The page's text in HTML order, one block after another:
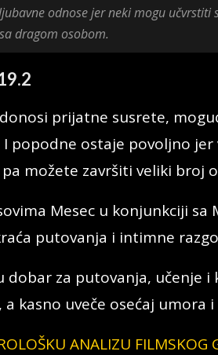
odnose jer neki mogu
dragom osobom.
prijatne susrete,
I popodne ostaje povoljno
možete završiti veliki broj
Mesec u konjunkciji sa
putovanja i intimne
dobar za putovanja, učenje
kasno uveče osećaj umora
ANALIZU FILMSKOG